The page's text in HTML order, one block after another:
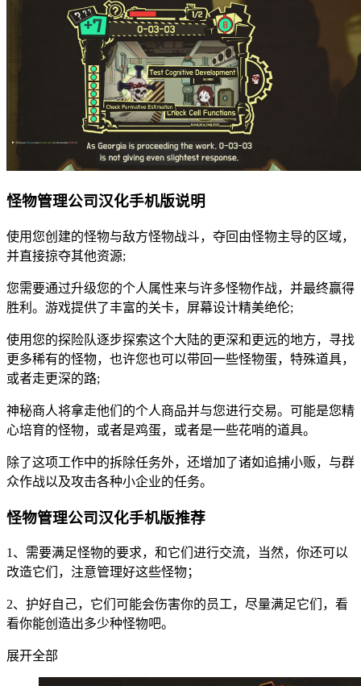
怪物管理公司汉化手机版说明
使用您创建的怪物与敌方怪物战斗，夺回由怪物主导的区域，
并直接掠夺其他资源;
您需要通过升级您的个人属性来与许多怪物作战，并最终赢得
胜利。游戏提供了丰富的关卡，屏幕设计精美绝伦;
使用您的探险队逐步探索这个大陆的更深和更远的地方，寻找
更多稀有的怪物，也许您也可以带回一些怪物蛋，特殊道具，
或者走更深的路;
神秘商人将拿走他们的个人商品并与您进行交易。可能是您精
心培育的怪物，或者是鸡蛋，或者是一些花哨的道具。
除了这项工作中的拆除任务外，还增加了诸如追捕小贩，与群
众作战以及攻击各种小企业的任务。
怪物管理公司汉化手机版推荐
1、需要满足怪物的要求，和它们进行交流，当然，你还可以
改造它们，注意管理好这些怪物；
2、护好自己，它们可能会伤害你的员工，尽量满足它们，看
看你能创造出多少种怪物吧。
展开全部